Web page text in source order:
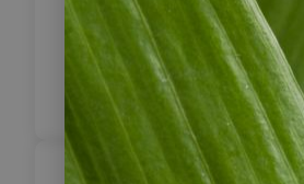
besichtigen, in der mehr
verschiedene
warten.